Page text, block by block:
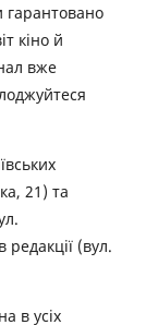
гарантовано
кіно й
вже
21) та
(вул.
в усіх